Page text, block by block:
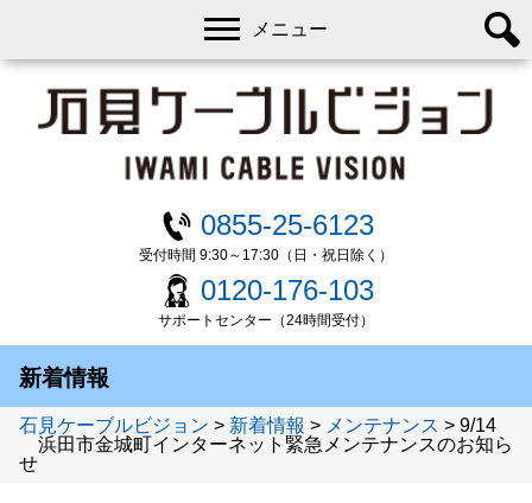
0855-25-6123
受付時間 9:30～17:30（日・祝日除く）
0120-176-103
サポートセンター（24時間受付）
メニュー
新着情報
石見ケーブルビジョン > 新着情報 > メンテナンス > 9/14
浜田市金城町インターネット緊急メンテナンスのお知ら
せ